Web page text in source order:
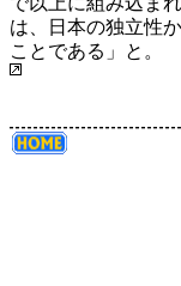
は、日本の独立性
ことである」と。